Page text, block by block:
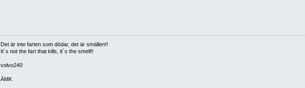
Det är inte farten som dödar, det är smällen!!
It´s not the fart that kills, it´s the smell!!
volvo240
ÄMK